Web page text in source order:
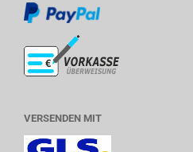
VERSENDEN MIT